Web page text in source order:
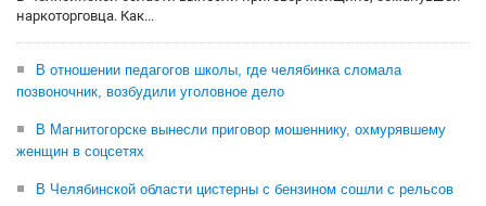
наркоторговца. Как...
В отношении педагогов школы, где челябинка сломала
позвоночник, возбудили уголовное дело
В Магнитогорске вынесли приговор мошеннику, охмурявшему
женщин в соцсетях
В Челябинской области цистерны с бензином сошли с рельсов